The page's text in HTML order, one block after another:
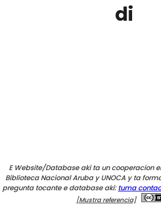
di
E Website/Database aki ta un cooperacion
Biblioteca Nacional Aruba y UNOCA y ta
pregunta tocante e database aki:tuma
[Mustra referencia]